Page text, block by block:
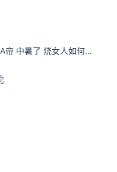
CA帝 中暑了 烧女人如何为夏天备战- 小红书